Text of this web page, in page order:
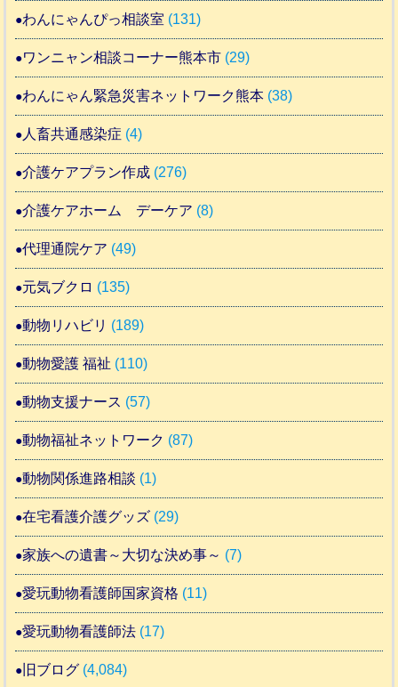
わんにゃんぴっ相談室 (131)
ワンニャン相談コーナー熊本市 (29)
わんにゃん緊急災害ネットワーク熊本 (38)
人畜共通感染症 (4)
介護ケアプラン作成 (276)
介護ケアホーム デーケア (8)
代理通院ケア (49)
元気ブクロ (135)
動物リハビリ (189)
動物愛護 福祉 (110)
動物支援ナース (57)
動物福祉ネットワーク (87)
動物関係進路相談 (1)
在宅看護介護グッズ (29)
家族への遺書～大切な決め事～ (7)
愛玩動物看護師国家資格 (11)
愛玩動物看護師法 (17)
旧ブログ (4,084)